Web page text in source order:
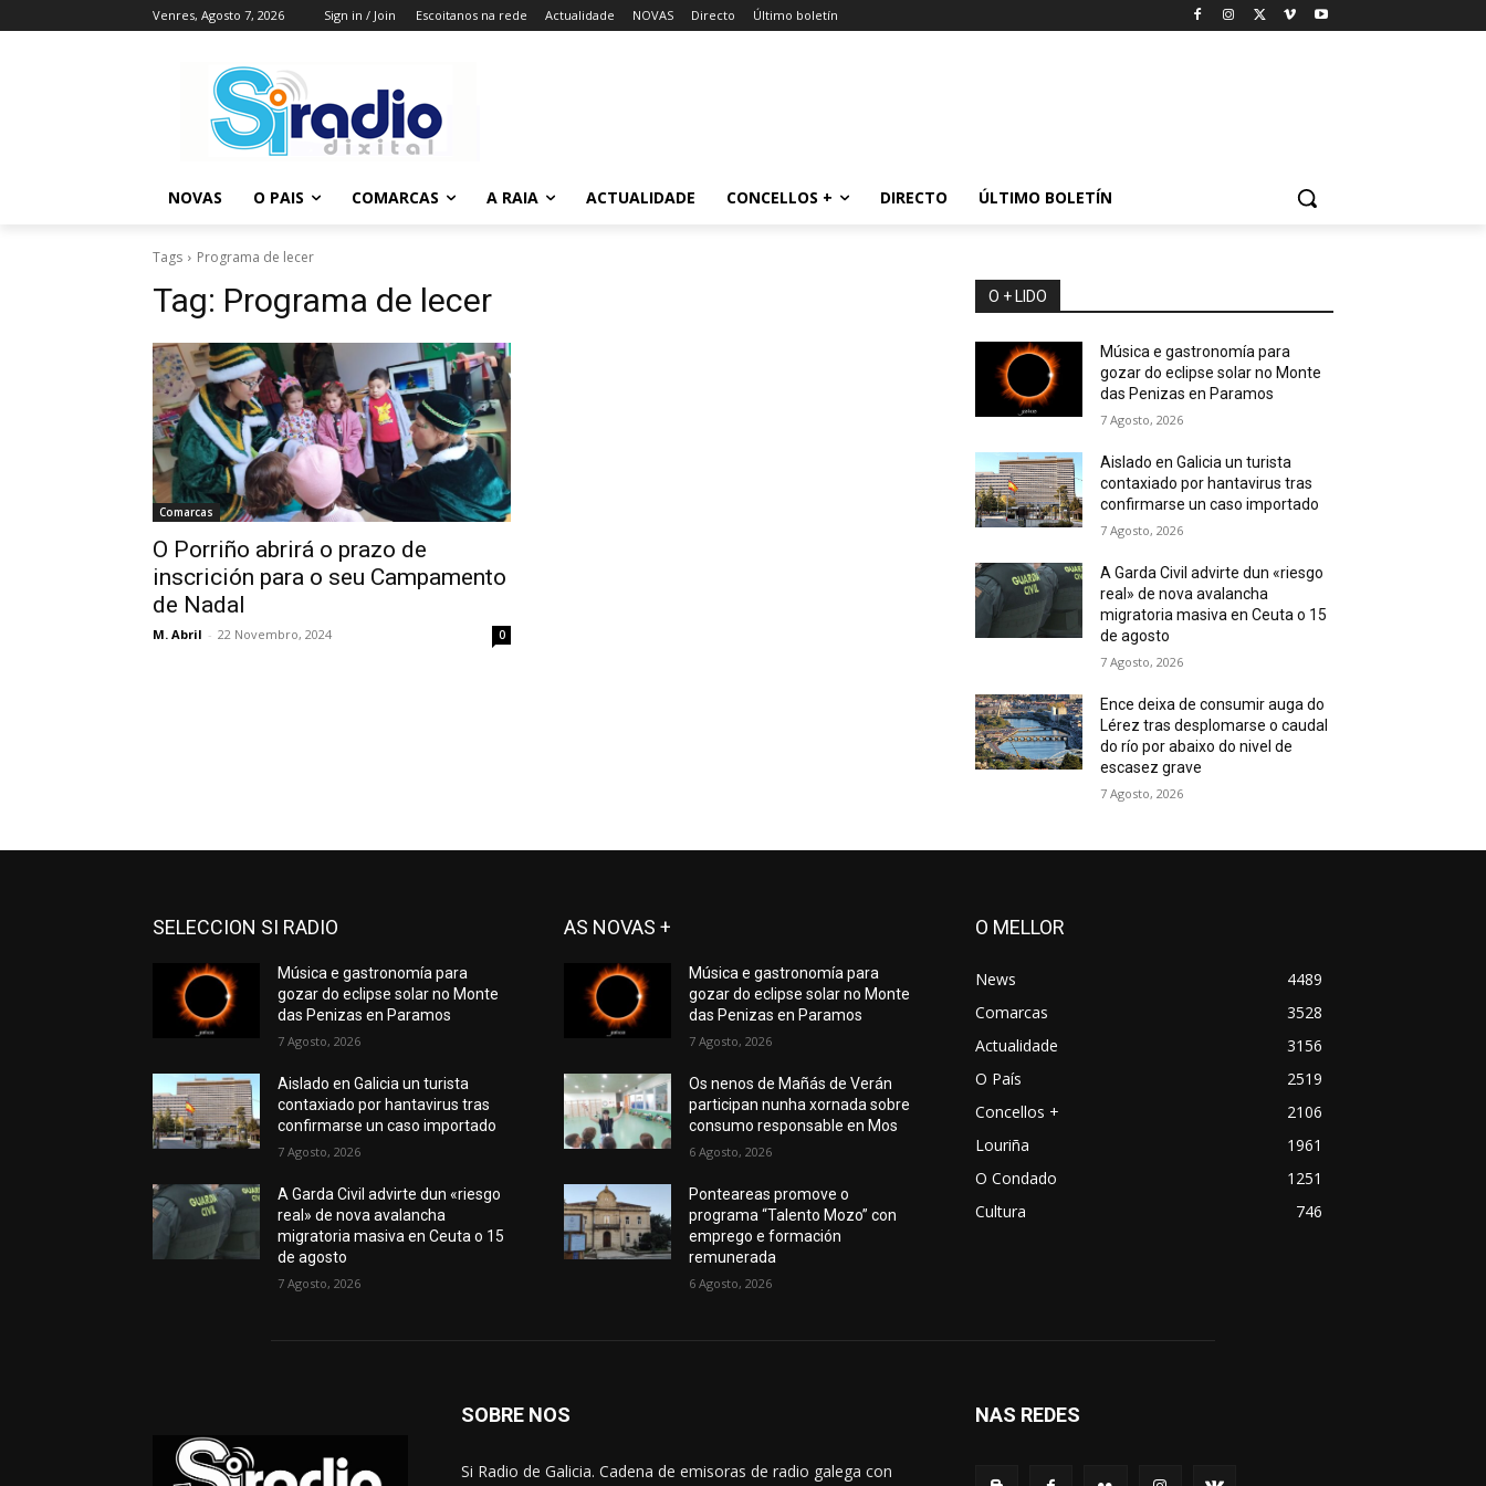
Venres, Agosto 7, 2026 Sign in / Join Escoitanos na rede Actualidade NOVAS Directo Último boletín
NOVAS O PAIS COMARCAS A RAIA ACTUALIDADE CONCELLOS + DIRECTO ÚLTIMO BOLETÍN
Tags Programa de lecer
Tag: Programa de lecer
Comarcas
O Porriño abrirá o prazo de
inscrición para o seu Campamento
de Nadal
M. Abril - 22 Novembro, 2024 0
O + LIDO
Música e gastronomía para
gozar do eclipse solar no Monte
das Penizas en Paramos
7 Agosto, 2026
Aislado en Galicia un turista
contaxiado por hantavirus tras
confirmarse un caso importado
7 Agosto, 2026
A Garda Civil advirte dun «riesgo
real» de nova avalancha
migratoria masiva en Ceuta o 15
de agosto
7 Agosto, 2026
Ence deixa de consumir auga do
Lérez tras desplomarse o caudal
do río por abaixo do nivel de
escasez grave
7 Agosto, 2026
SELECCION SI RADIO
Música e gastronomía para
gozar do eclipse solar no Monte
das Penizas en Paramos
7 Agosto, 2026
Aislado en Galicia un turista
contaxiado por hantavirus tras
confirmarse un caso importado
7 Agosto, 2026
A Garda Civil advirte dun «riesgo
real» de nova avalancha
migratoria masiva en Ceuta o 15
de agosto
7 Agosto, 2026
AS NOVAS +
Música e gastronomía para
gozar do eclipse solar no Monte
das Penizas en Paramos
7 Agosto, 2026
Os nenos de Mañás de Verán
participan nunha xornada sobre
consumo responsable en Mos
6 Agosto, 2026
Ponteareas promove o
programa “Talento Mozo” con
emprego e formación
remunerada
6 Agosto, 2026
O MELLOR
News
4489
Comarcas
3528
Actualidade
3156
O País
2519
Concellos +
2106
Louriña
1961
O Condado
1251
Cultura
746
SOBRE NOS
Si Radio de Galicia. Cadena de emisoras de radio galega con
NAS REDES